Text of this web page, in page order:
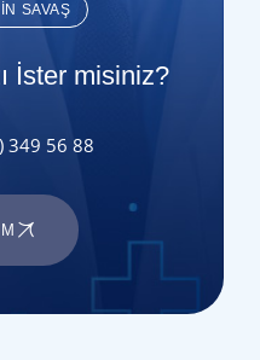
SAVAŞ
İster misiniz?
349 56 88